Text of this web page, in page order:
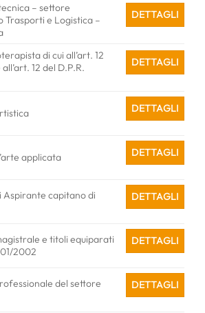
– settore
Trasporti e Logistica –
DETTAGLI
di cui all’art. 12
12 del D.P.R.
DETTAGLI
DETTAGLI
applicata DETTAGLI
Aspirante capitano di
DETTAGLI
e titoli equiparati
2002
DETTAGLI
del settore
DETTAGLI